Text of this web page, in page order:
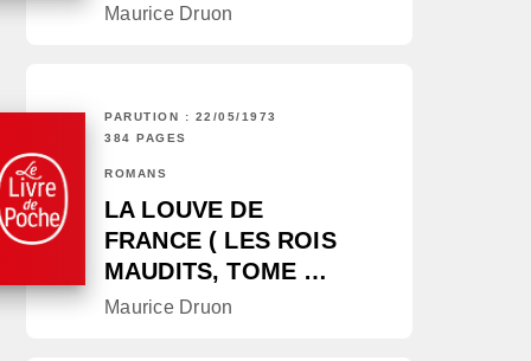
Maurice Druon
PARUTION : 22/05/1973
384 PAGES
ROMANS
LA LOUVE DE
FRANCE ( LES ROIS
MAUDITS, TOME …
Maurice Druon